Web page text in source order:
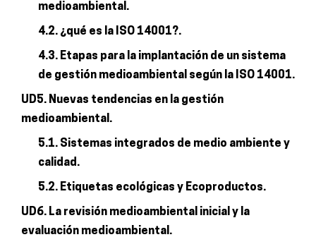
medioambiental.
4.2. ¿qué es la ISO 14001?.
4.3. Etapas para la implantación de un sistema
de gestión medioambiental según la ISO 14001.
UD5. Nuevas tendencias en la gestión
medioambiental.
5.1. Sistemas integrados de medio ambiente y
calidad.
5.2. Etiquetas ecológicas y Ecoproductos.
UD6. La revisión medioambiental inicial y la
evaluación medioambiental.